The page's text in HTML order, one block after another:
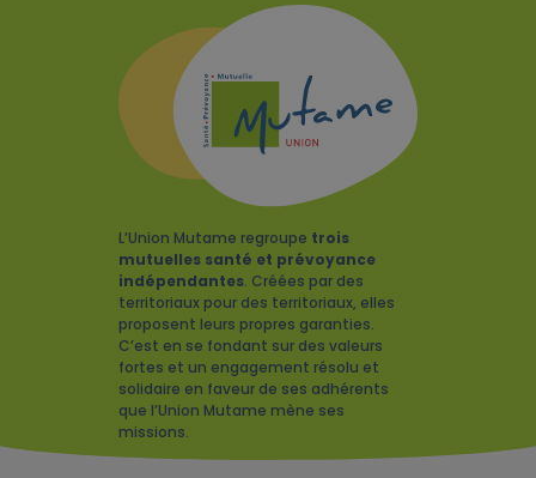
L’Union Mutame regroupe trois
mutuelles santé et prévoyance
indépendantes. Créées par des
territoriaux pour des territoriaux, elles
proposent leurs propres garanties.
C’est en se fondant sur des valeurs
fortes et un engagement résolu et
solidaire en faveur de ses adhérents
que l’Union Mutame mène ses
missions.